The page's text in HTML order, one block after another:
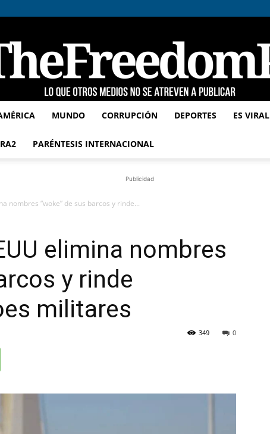
TheFreedomPost
MUNDO CORRUPCIÓN DEPORTES ES VIRAL
PARÉNTESIS INTERNACIONAL
Publicidad
nombres “woke” de sus barcos y rinde...
elimina nombres
y rinde
militares
0
349